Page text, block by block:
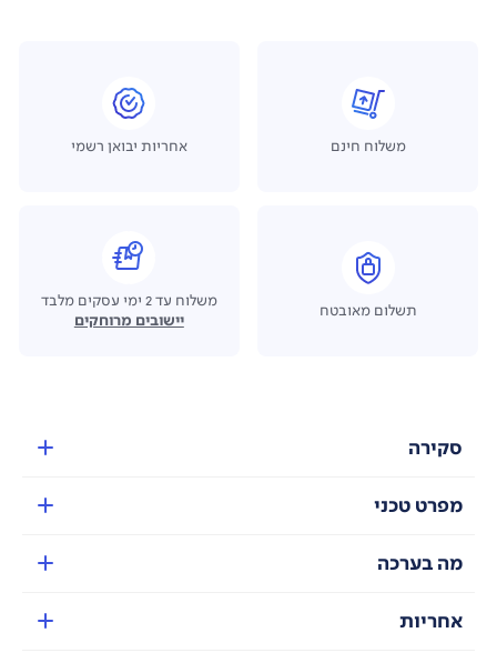
משלוח חינם אחריות יבואן רשמי
תשלום מאובטח
משלוח עד 2 ימי עסקים מלבד
יישובים מרוחקים
סקירה
מפרט טכני
מה בערכה
אחריות